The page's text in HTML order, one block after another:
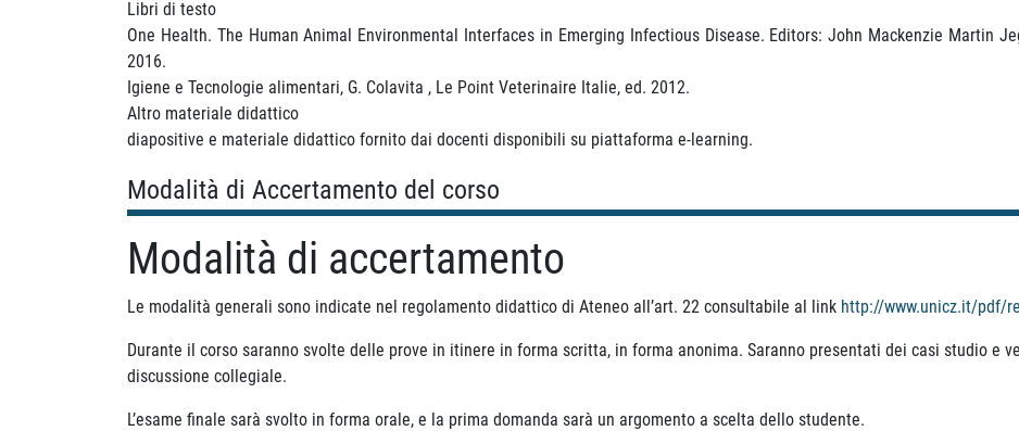
Libri di testo
One Health. The Human Animal Environmental Interfaces in Emerging Infectious Disease. Editors: John Mackenzie Martin
2016.
Igiene e Tecnologie alimentari, G. Colavita , Le Point Veterinaire Italie, ed. 2012.
Altro materiale didattico
diapositive e materiale didattico fornito dai docenti disponibili su piattaforma e-learning.
Modalità di Accertamento del corso
Modalità di accertamento
Le modalità generali sono indicate nel regolamento didattico di Ateneo all’art. 22 consultabile al link http://www.unicz.it/pdf/
Durante il corso saranno svolte delle prove in itinere in forma scritta, in forma anonima. Saranno presentati dei casi studio e
discussione collegiale.
L’esame finale sarà svolto in forma orale, e la prima domanda sarà un argomento a scelta dello studente.